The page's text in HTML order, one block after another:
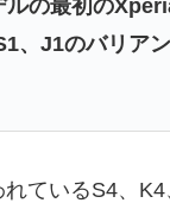
の最初の
、J1のバリア
ているS4、